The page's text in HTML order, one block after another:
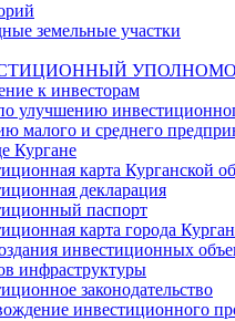
земельные участки
к инвесторам
улучшению
малого и среднего
Кургане
карта Курганской
декларация
паспорт
карта города
инвестиционных
инфраструктуры
законодательство
инвестиционного